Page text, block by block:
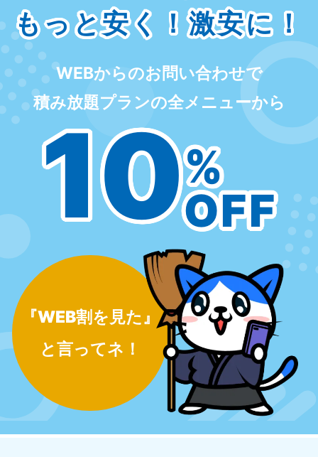
もっと安く！激安に！
WEBからのお問い合わせで
積み放題プランの全メニューから
10%
OFF
『WEB割を見た』
と言ってネ！